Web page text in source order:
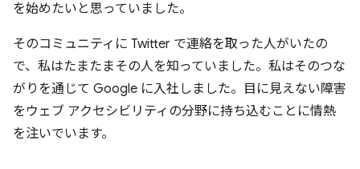
を始めたいと思っていました。
そのコミュニティに Twitter で連絡を取った人がいたの
で、私はたまたまその人を知っていました。私はそのつな
がりを通じて Google に入社しました。目に見えない障害
をウェブ アクセシビリティの分野に持ち込むことに情熱
を注いでいます。